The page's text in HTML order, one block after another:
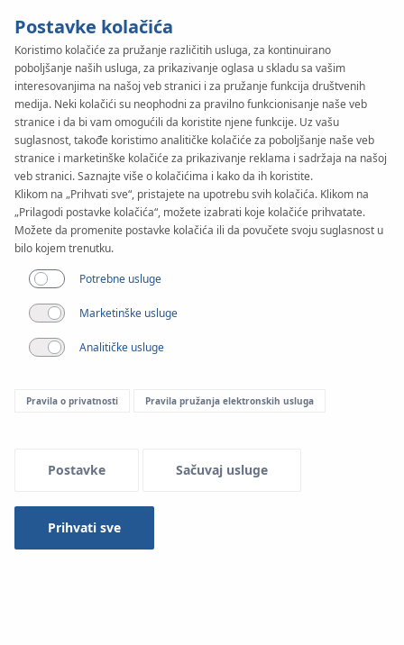
SYSTEMKAN-therm
WALL
Postavke kolačića
Koristimo kolačiće za pružanje različitih usluga, za kontinuirano
poboljšanje naših usluga, za prikazivanje oglasa u skladu sa vašim
interesovanjima na našoj veb stranici i za pružanje funkcija društvenih
medija. Neki kolačići su neophodni za pravilno funkcionisanje naše veb
stranice i da bi vam omogućili da koristite njene funkcije. Uz vašu
suglasnost, takođe koristimo analitičke kolačiće za poboljšanje naše veb
stranice i marketinške kolačiće za prikazivanje reklama i sadržaja na našoj
veb stranici. Saznajte više o kolačićima i kako da ih koristite.
Klikom na „Prihvati sve“, pristajete na upotrebu svih kolačića. Klikom na
„Prilagodi postavke kolačića“, možete izabrati koje kolačiće prihvatate.
Možete da promenite postavke kolačića ili da povučete svoju suglasnost u
bilo kojem trenutku.
Potrebne usluge
Marketinške usluge
Analitičke usluge
Pravila o privatnosti Pravila pružanja elektronskih usluga
Postavke Sačuvaj usluge
Prihvati sve